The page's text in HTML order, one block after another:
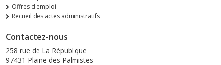
Offres d'emploi
Recueil des actes administratifs
Contactez-nous
258 rue de La République
97431 Plaine des Palmistes